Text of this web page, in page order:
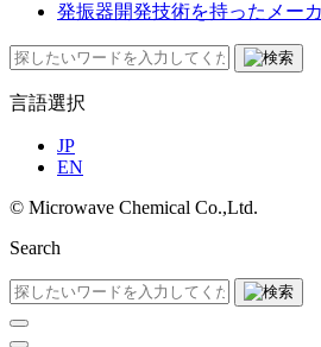
発振器開発技術を持ったメー
言語選択
JP
EN
©︎ Microwave Chemical Co.,Ltd.
Search